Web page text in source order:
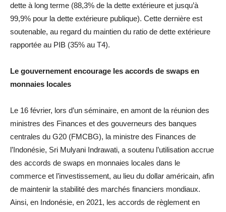
dette à long terme (88,3% de la dette extérieure et jusqu’à
99,9% pour la dette extérieure publique). Cette dernière est
soutenable, au regard du maintien du ratio de dette extérieure
rapportée au PIB (35% au T4).
Le gouvernement encourage les accords de swaps en
monnaies locales
Le 16 février, lors d’un séminaire, en amont de la réunion des
ministres des Finances et des gouverneurs des banques
centrales du G20 (FMCBG), la ministre des Finances de
l’Indonésie, Sri Mulyani Indrawati, a soutenu l’utilisation accrue
des accords de swaps en monnaies locales dans le
commerce et l’investissement, au lieu du dollar américain, afin
de maintenir la stabilité des marchés financiers mondiaux.
Ainsi, en Indonésie, en 2021, les accords de règlement en